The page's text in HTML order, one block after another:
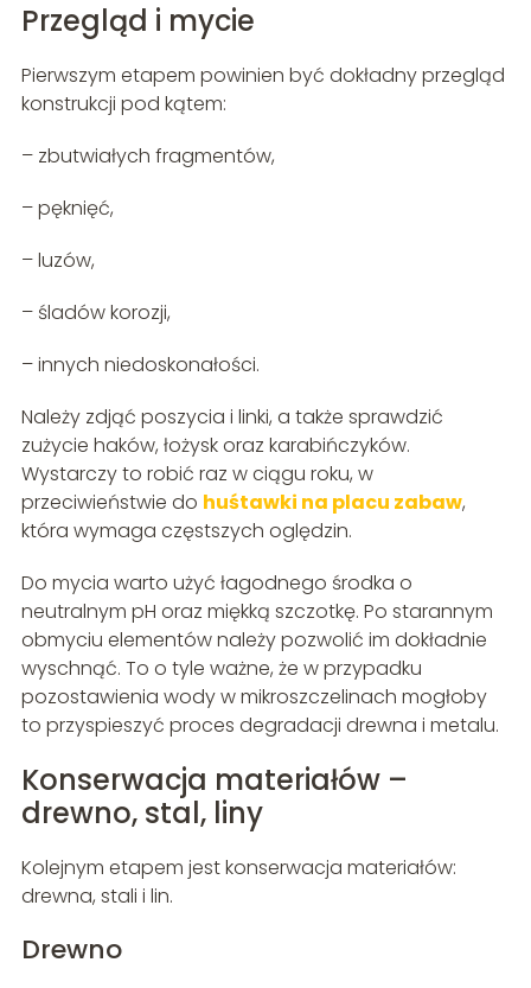
Przegląd i mycie
Pierwszym etapem powinien być dokładny przegląd
konstrukcji pod kątem:
– zbutwiałych fragmentów,
– pęknięć,
– luzów,
– śladów korozji,
– innych niedoskonałości.
Należy zdjąć poszycia i linki, a także sprawdzić
zużycie haków, łożysk oraz karabińczyków.
Wystarczy to robić raz w ciągu roku, w
przeciwieństwie do huśtawki na placu zabaw,
która wymaga częstszych oględzin.
Do mycia warto użyć łagodnego środka o
neutralnym pH oraz miękką szczotkę. Po starannym
obmyciu elementów należy pozwolić im dokładnie
wyschnąć. To o tyle ważne, że w przypadku
pozostawienia wody w mikroszczelinach mogłoby
to przyspieszyć proces degradacji drewna i metalu.
Konserwacja materiałów –
drewno, stal, liny
Kolejnym etapem jest konserwacja materiałów:
drewna, stali i lin.
Drewno